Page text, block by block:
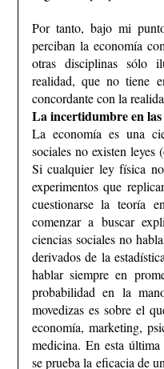
Por tanto, bajo mi
perciban la economía
otras disciplinas sólo
realidad, que no tiene
concordante con la
La incertidumbre en
La economía es una
sociales no existen
Si cualquier ley física
experimentos que
cuestionarse la teoría
comenzar a buscar
ciencias sociales no
derivados de la
hablar siempre en
probabilidad en la
movedizas es sobre el
economía, marketing,
medicina. En esta
se prueba la eficacia de